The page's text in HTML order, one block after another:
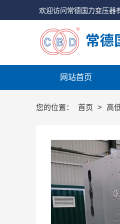
网站首页
欢迎访问常德国力变压器
您的位置： 首页 > 高